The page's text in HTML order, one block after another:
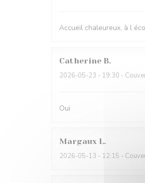
Accueil chaleureux, à l
Catherine B
2026-05-23 - 19:30 -
Oui
Margaux L
2026-05-13 - 12:15 -